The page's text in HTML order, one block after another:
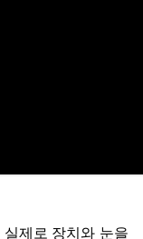
제로 장치와 눈을